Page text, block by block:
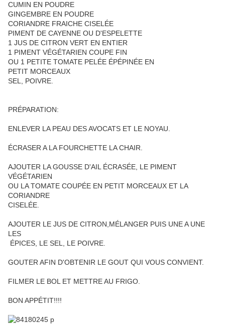
CUMIN EN POUDRE
GINGEMBRE EN POUDRE
CORIANDRE FRAICHE CISELÉE
PIMENT DE CAYENNE OU D'ESPELETTE
1 JUS DE CITRON VERT EN ENTIER
1 PIMENT VÉGÉTARIEN COUPE FIN
OU 1 PETITE TOMATE PELÉE ÉPÉPINÉE EN
PETIT MORCEAUX
SEL, POIVRE.
PRÉPARATION:
ENLEVER LA PEAU DES AVOCATS ET LE NOYAU.
ÉCRASER A LA FOURCHETTE LA CHAIR.
AJOUTER LA GOUSSE D'AIL ÉCRASÉE, LE PIMENT
VÉGÉTARIEN
OU LA TOMATE COUPÉE EN PETIT MORCEAUX ET LA
CORIANDRE
CISELÉE.
AJOUTER LE JUS DE CITRON,MÉLANGER PUIS UNE A UNE
LES
ÉPICES, LE SEL, LE POIVRE.
GOUTER AFIN D'OBTENIR LE GOUT QUI VOUS CONVIENT.
FILMER LE BOL ET METTRE AU FRIGO.
BON APPÉTIT!!!!